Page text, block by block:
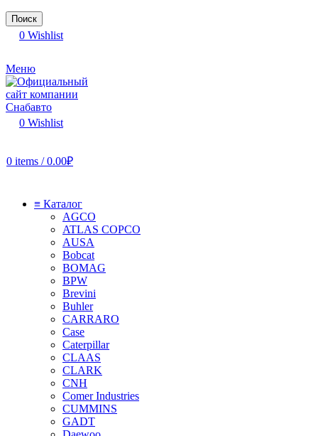
Поиск
0 Wishlist
Меню
0 Wishlist
0 items / 0.00₽
≡ Каталог
AGCO
ATLAS COPCO
AUSA
Bobcat
BOMAG
BPW
Brevini
Buhler
CARRARO
Case
Caterpillar
CLAAS
CLARK
CNH
Comer Industries
CUMMINS
GADT